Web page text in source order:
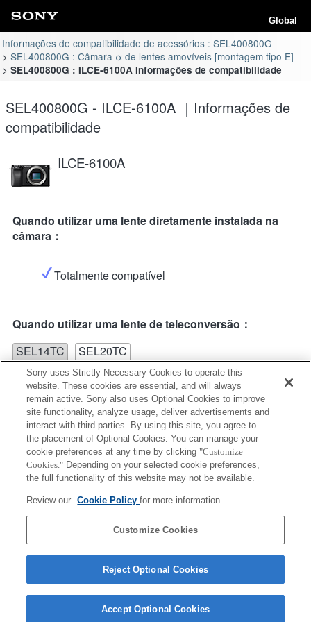
Global
Informações de compatibilidade de acessórios : SEL400800G
SEL400800G : Câmara α de lentes amovíveis [montagem tipo E]
SEL400800G : ILCE-6100A Informações de compatibilidade
SEL400800G - ILCE-6100A ｜Informações de
compatibilidade
ILCE-6100A
Quando utilizar uma lente diretamente instalada na
câmara：
Totalmente compatível
Quando utilizar uma lente de teleconversão：
SEL14TC
SEL20TC
SEL20TC
Não é possível utilizar o AF de deteção de fases de
plano focal, por isso, será utilizado o AF de contraste.
Contact Us
Sony uses Strictly Necessary Cookies to operate this
website. These cookies are essential, and will always
remain active. Sony also uses Optional Cookies to improve
site functionality, analyze usage, deliver advertisements and
interact with third parties. By using this site, you agree to
the placement of Optional Cookies. You can manage your
cookie preferences at any time by clicking "Customize
Cookies." Depending on your selected cookie preferences,
the full functionality of this website may not be available.
Review our Cookie Policyfor more information.
Customize Cookies
Reject Optional Cookies
Accept Optional Cookies